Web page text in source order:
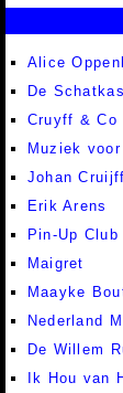
Alice
De
Cruyff & Co
Muziek
Johan Cruijff
Erik Arens
Pin-Up Club
Maigret
Maayke
Nederland
De Willem
Ik Hou van